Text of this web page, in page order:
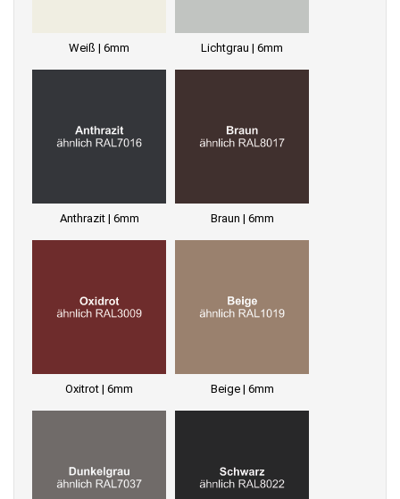
Weiß | 6mm Lichtgrau | 6mm
Anthrazit | 6mm Braun | 6mm
Oxitrot | 6mm Beige | 6mm